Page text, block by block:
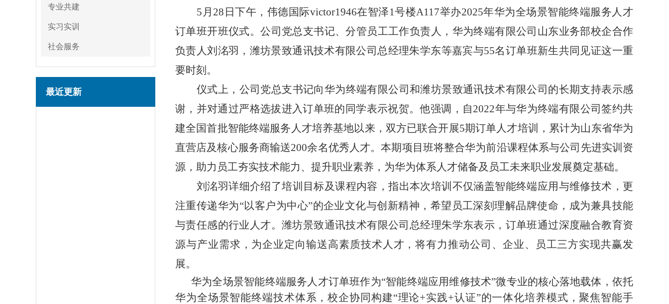
专业共建
实习实训
社会服务
最近更新
5月28日下午，伟德国际victor1946在智泽1号楼A117举办2025年华为全场景智能终端服务人才
订单班开班仪式。公司党总支书记、分管员工工作负责人，华为终端有限公司山东业务部校企合作
负责人刘洺羽，潍坊景致通讯技术有限公司总经理朱学东等嘉宾与55名订单班新生共同见证这一重
要时刻。
仪式上，公司党总支书记向华为终端有限公司和潍坊景致通讯技术有限公司的长期支持表示感
谢，并对通过严格选拔进入订单班的同学表示祝贺。他强调，自2022年与华为终端有限公司签约共
建全国首批智能终端服务人才培养基地以来，双方已联合开展5期订单人才培训，累计为山东省华为
直营店及核心服务商输送200余名优秀人才。本期项目班将整合华为前沿课程体系与公司先进实训资
源，助力员工夯实技术能力、提升职业素养，为华为体系人才储备及员工未来职业发展奠定基础。
刘洺羽详细介绍了培训目标及课程内容，指出本次培训不仅涵盖智能终端应用与维修技术，更
注重传递华为“以客户为中心”的企业文化与创新精神，希望员工深刻理解品牌使命，成为兼具技能
与责任感的行业人才。潍坊景致通讯技术有限公司总经理朱学东表示，订单班通过深度融合教育资
源与产业需求，为企业定向输送高素质技术人才，将有力推动公司、企业、员工三方实现共赢发
展。
华为全场景智能终端服务人才订单班作为“智能终端应用维修技术”微专业的核心落地载体，依托
华为全场景智能终端技术体系，校企协同构建“理论+实践+认证”的一体化培养模式，聚焦智能手